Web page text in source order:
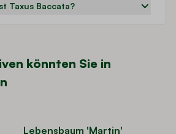
Taxus Baccata?
könnten Sie in
Lebensbaum 'Martin'